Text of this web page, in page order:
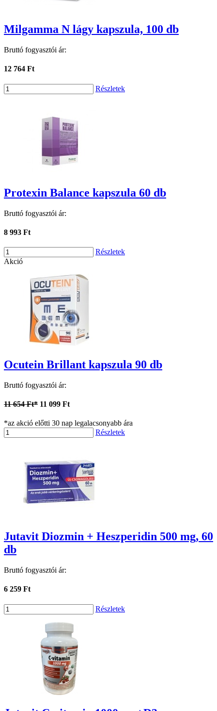
Milgamma N lágy kapszula, 100 db
Bruttó fogyasztói ár:
12 764 Ft
Részletek
Protexin Balance kapszula 60 db
Bruttó fogyasztói ár:
8 993 Ft
Részletek
Akció
Ocutein Brillant kapszula 90 db
Bruttó fogyasztói ár:
11 654 Ft* 11 099 Ft
*az akció előtti 30 nap legalacsonyabb ára
Részletek
Jutavit Diozmin + Heszperidin 500 mg, 60
db
Bruttó fogyasztói ár:
6 259 Ft
Részletek